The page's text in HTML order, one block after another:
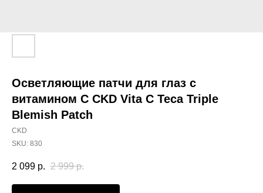
Осветляющие патчи для глаз с
витамином С CKD Vita C Teca Triple
Blemish Patch
CKD
SKU: 830
2 099 р. 2 999 р.